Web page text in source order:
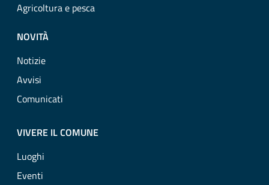
Agricoltura e pesca
NOVITÀ
Notizie
Avvisi
Comunicati
VIVERE IL COMUNE
Luoghi
Eventi